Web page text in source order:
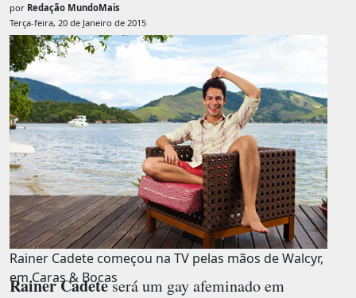
por Redação MundoMais
Terça-feira, 20 de Janeiro de 2015
Rainer Cadete começou na TV pelas mãos de Walcyr,
em Caras & Bocas
Rainer Cadeteserá um gay afeminado em